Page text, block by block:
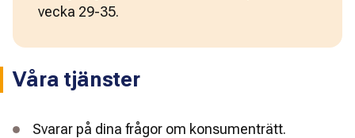
vecka 29-35.
Våra tjänster
Svarar på dina frågor om konsumenträtt.